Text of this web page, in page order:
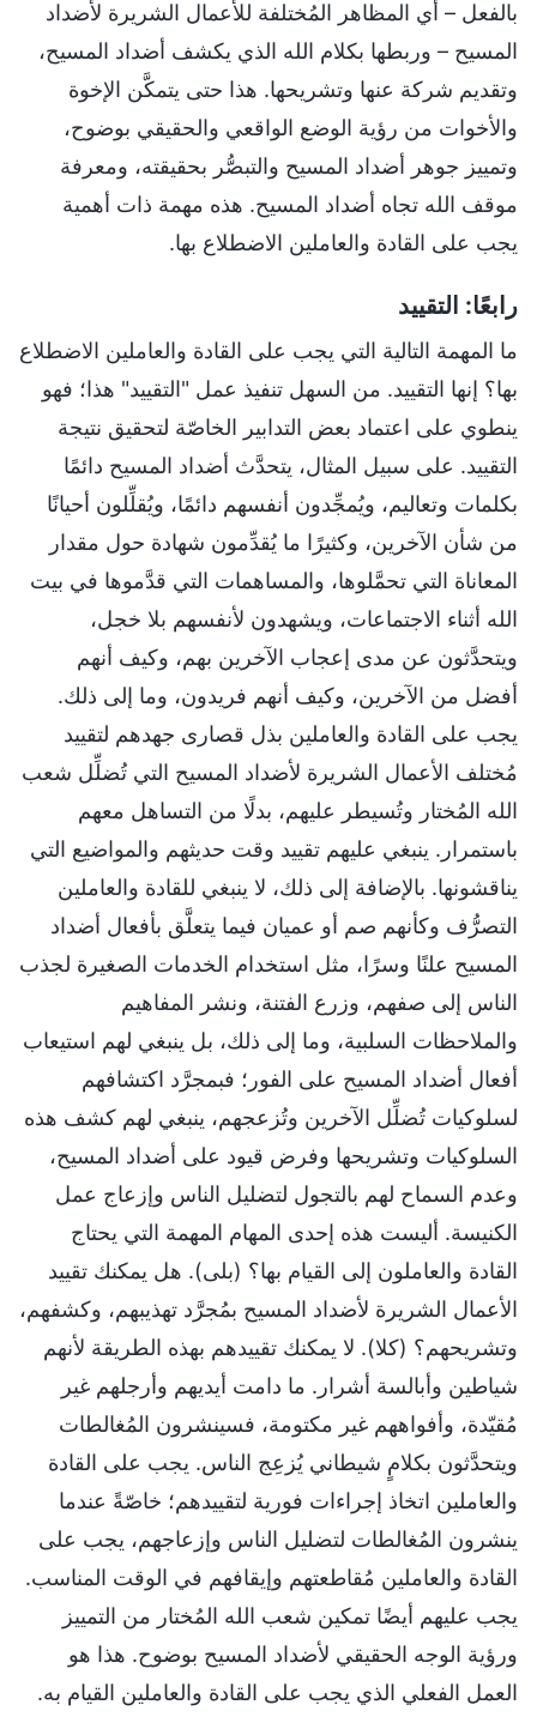
بالفعل – أي المظاهر المُختلفة للأعمال الشريرة لأضداد
المسيح – وربطها بكلام الله الذي يكشف أضداد المسيح،
وتقديم شركة عنها وتشريحها. هذا حتى يتمكَّن الإخوة
والأخوات من رؤية الوضع الواقعي والحقيقي بوضوح،
وتمييز جوهر أضداد المسيح والتبصُّر بحقيقته، ومعرفة
موقف الله تجاه أضداد المسيح. هذه مهمة ذات أهمية
يجب على القادة والعاملين الاضطلاع بها.
رابعًا: التقييد
ما المهمة التالية التي يجب على القادة والعاملين الاضطلاع
بها؟ إنها التقييد. من السهل تنفيذ عمل "التقييد" هذا؛ فهو
ينطوي على اعتماد بعض التدابير الخاصّة لتحقيق نتيجة
التقييد. على سبيل المثال، يتحدَّث أضداد المسيح دائمًا
بكلمات وتعاليم، ويُمجِّدون أنفسهم دائمًا، ويُقلِّلون أحيانًا
من شأن الآخرين، وكثيرًا ما يُقدِّمون شهادة حول مقدار
المعاناة التي تحمَّلوها، والمساهمات التي قدَّموها في بيت
الله أثناء الاجتماعات، ويشهدون لأنفسهم بلا خجل،
ويتحدَّثون عن مدى إعجاب الآخرين بهم، وكيف أنهم
أفضل من الآخرين، وكيف أنهم فريدون، وما إلى ذلك.
يجب على القادة والعاملين بذل قصارى جهدهم لتقييد
مُختلف الأعمال الشريرة لأضداد المسيح التي تُضلِّل شعب
الله المُختار وتُسيطر عليهم، بدلًا من التساهل معهم
باستمرار. ينبغي عليهم تقييد وقت حديثهم والمواضيع التي
يناقشونها. بالإضافة إلى ذلك، لا ينبغي للقادة والعاملين
التصرُّف وكأنهم صم أو عميان فيما يتعلَّق بأفعال أضداد
المسيح علنًا وسرًا، مثل استخدام الخدمات الصغيرة لجذب
الناس إلى صفهم، وزرع الفتنة، ونشر المفاهيم
والملاحظات السلبية، وما إلى ذلك، بل ينبغي لهم استيعاب
أفعال أضداد المسيح على الفور؛ فبمجرَّد اكتشافهم
لسلوكيات تُضلِّل الآخرين وتُزعجهم، ينبغي لهم كشف هذه
السلوكيات وتشريحها وفرض قيود على أضداد المسيح،
وعدم السماح لهم بالتجول لتضليل الناس وإزعاج عمل
الكنيسة. أليست هذه إحدى المهام المهمة التي يحتاج
القادة والعاملون إلى القيام بها؟ (بلى). هل يمكنك تقييد
الأعمال الشريرة لأضداد المسيح بمُجرَّد تهذيبهم، وكشفهم،
وتشريحهم؟ (كلا). لا يمكنك تقييدهم بهذه الطريقة لأنهم
شياطين وأبالسة أشرار. ما دامت أيديهم وأرجلهم غير
مُقيّدة، وأفواههم غير مكتومة، فسينشرون المُغالطات
ويتحدَّثون بكلامٍ شيطاني يُزعِج الناس. يجب على القادة
والعاملين اتخاذ إجراءات فورية لتقييدهم؛ خاصّةً عندما
ينشرون المُغالطات لتضليل الناس وإزعاجهم، يجب على
القادة والعاملين مُقاطعتهم وإيقافهم في الوقت المناسب.
يجب عليهم أيضًا تمكين شعب الله المُختار من التمييز
ورؤية الوجه الحقيقي لأضداد المسيح بوضوح. هذا هو
العمل الفعلي الذي يجب على القادة والعاملين القيام به.